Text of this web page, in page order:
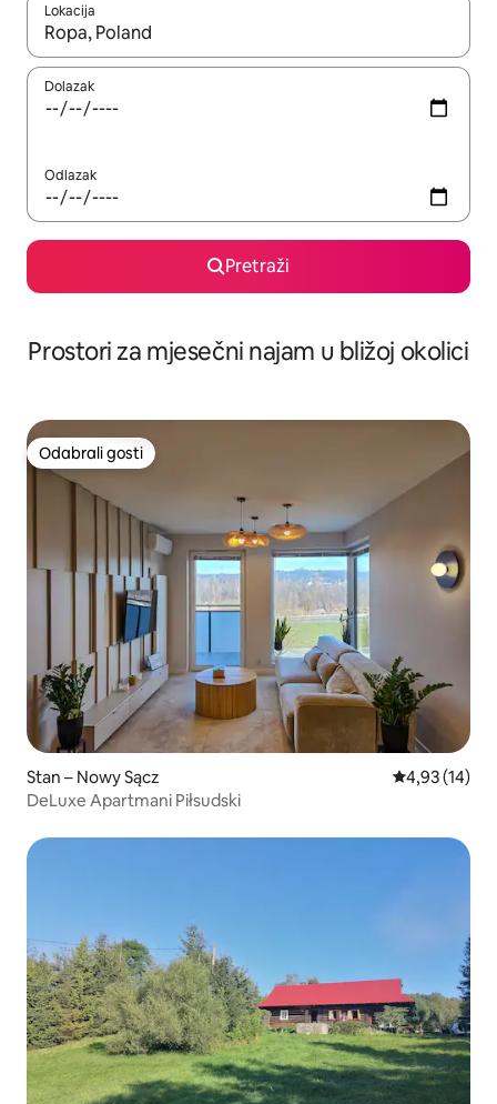
Lokacija
Kada budu dostupni rezultati, moći ćete ih pregledati
Dolazak
Odlazak
Pretraži
Prostori za mjesečni najam u bližoj okolici
Odabrali gosti
Odabrali gosti
Stan – Nowy Sącz Prosječna
4,93 (14)
DeLuxe Apartmani Piłsudski